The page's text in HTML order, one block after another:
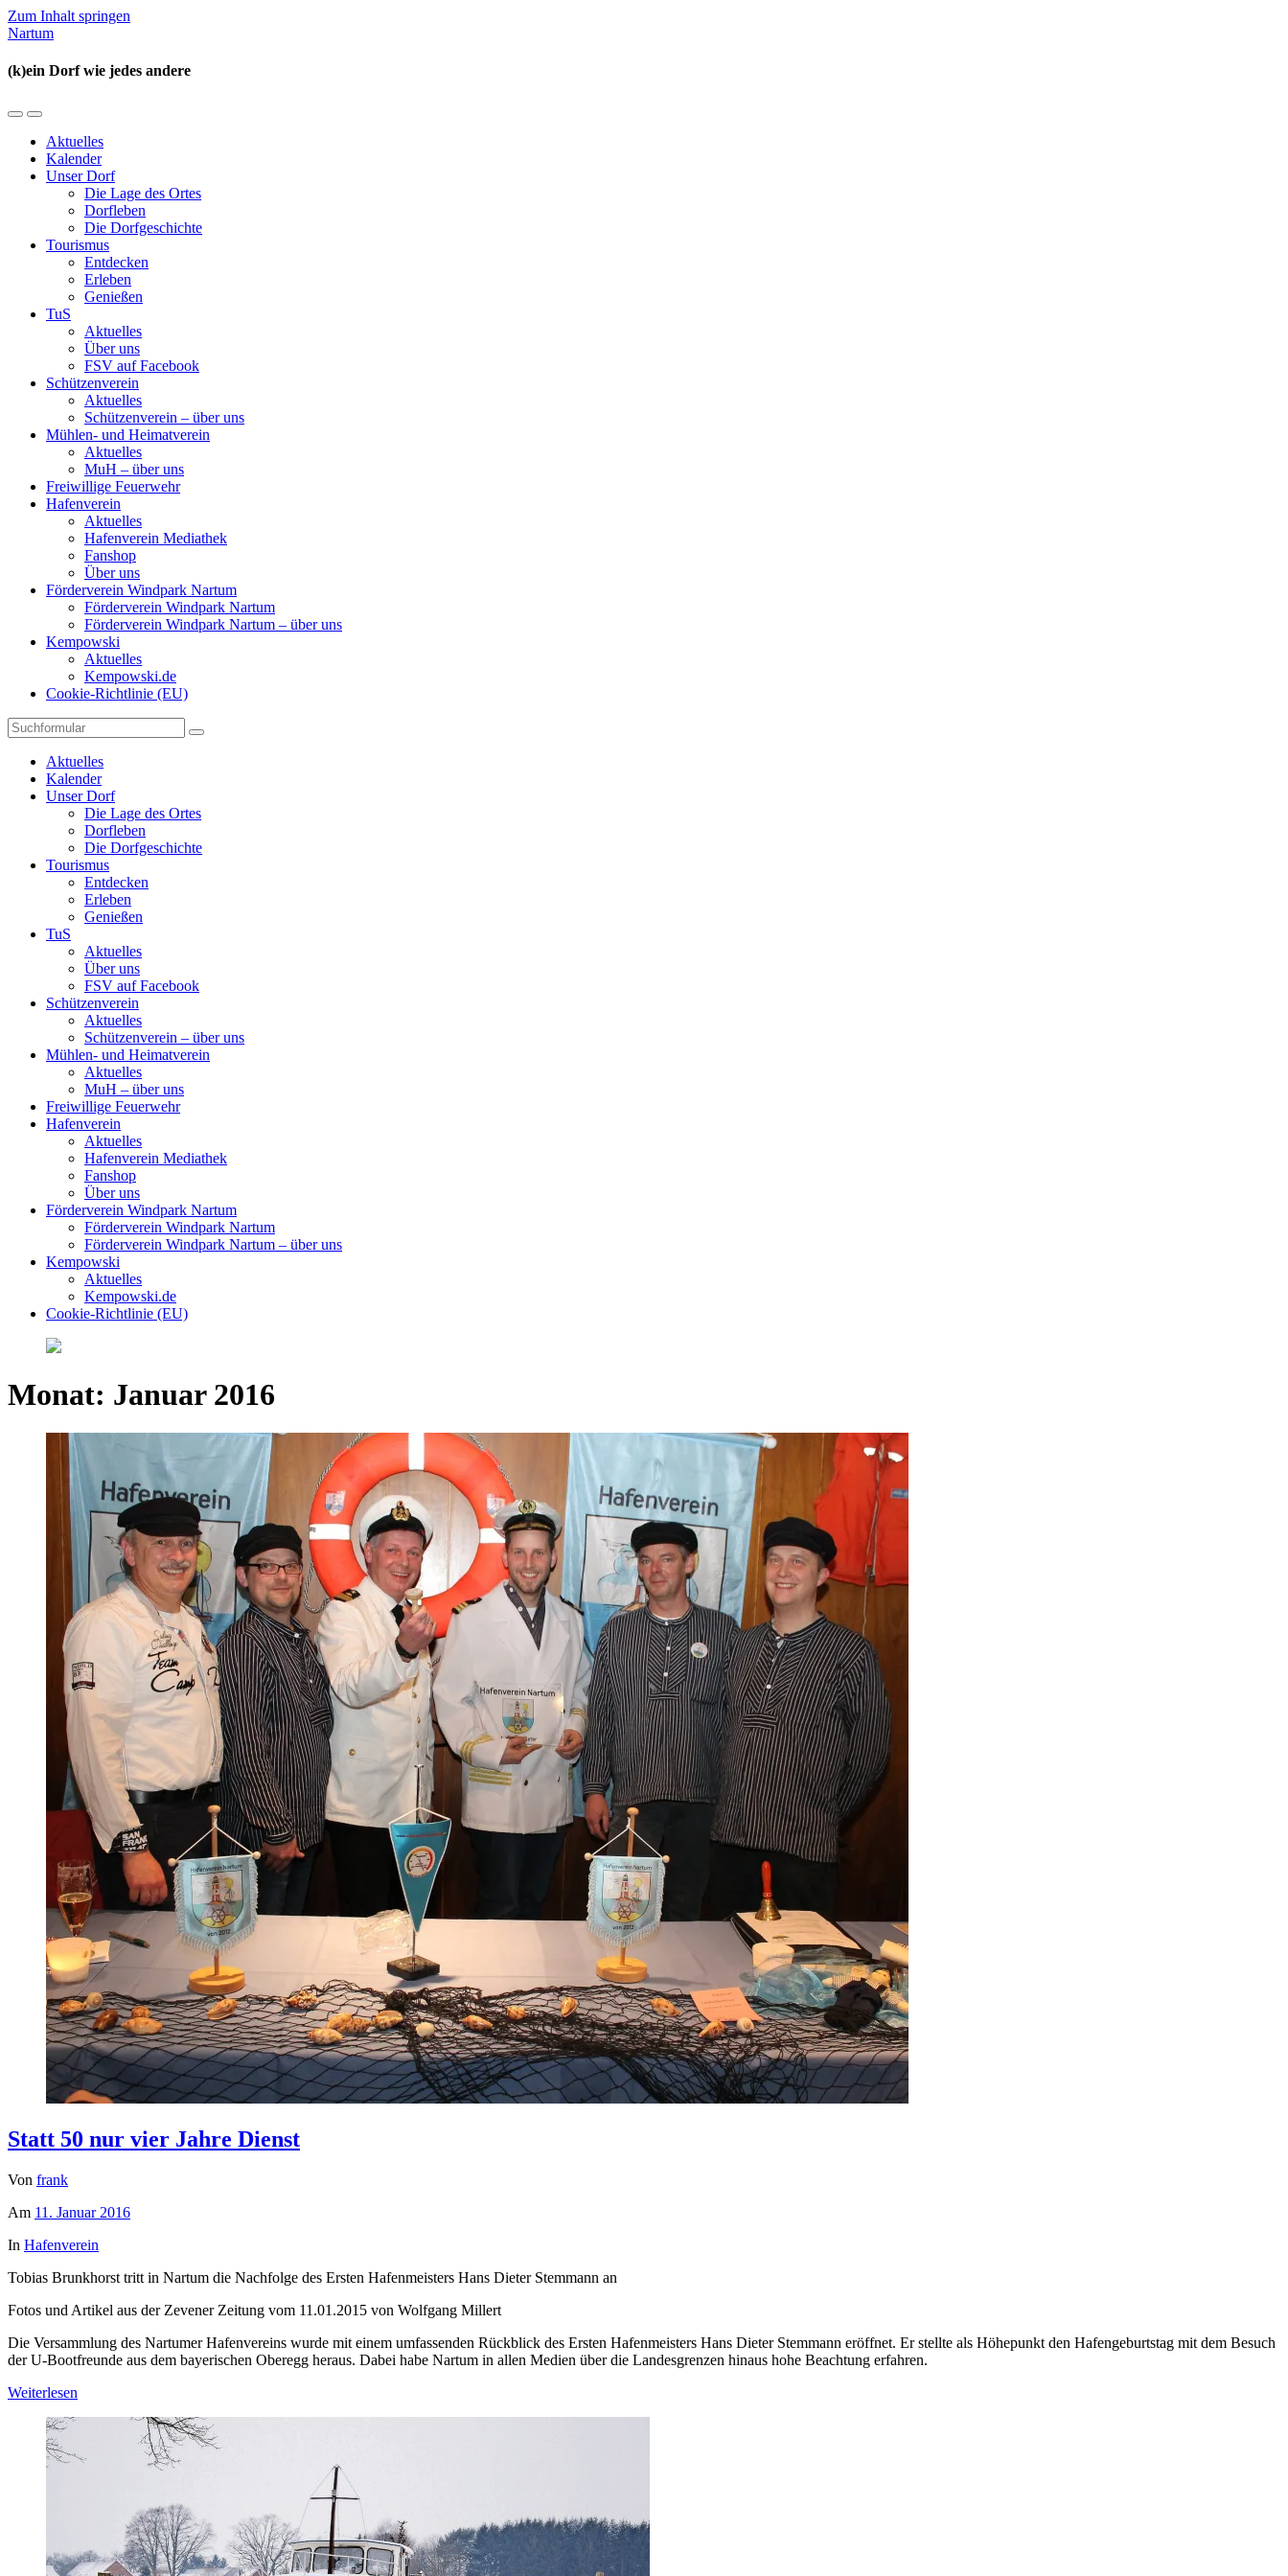
Zum Inhalt springen
Nartum
(k)ein Dorf wie jedes andere
Mobil-
umschalten
Suchfeld
umschalten
Aktuelles
Kalender
Unser Dorf
Die Lage des Ortes
Dorfleben
Die Dorfgeschichte
Tourismus
Entdecken
Erleben
Genießen
TuS
Aktuelles
Über uns
FSV auf Facebook
Schützenverein
Aktuelles
Schützenverein – über uns
Mühlen- und Heimatverein
Aktuelles
MuH – über uns
Freiwillige Feuerwehr
Hafenverein
Aktuelles
Hafenverein Mediathek
Fanshop
Über uns
Förderverein Windpark Nartum
Förderverein Windpark Nartum
Förderverein Windpark Nartum – über uns
Kempowski
Aktuelles
Kempowski.de
Cookie-Richtlinie (EU)
Suchen
Aktuelles
Kalender
Unser Dorf
Die Lage des Ortes
Dorfleben
Die Dorfgeschichte
Tourismus
Entdecken
Erleben
Genießen
TuS
Aktuelles
Über uns
FSV auf Facebook
Schützenverein
Aktuelles
Schützenverein – über uns
Mühlen- und Heimatverein
Aktuelles
MuH – über uns
Freiwillige Feuerwehr
Hafenverein
Aktuelles
Hafenverein Mediathek
Fanshop
Über uns
Förderverein Windpark Nartum
Förderverein Windpark Nartum
Förderverein Windpark Nartum – über uns
Kempowski
Aktuelles
Kempowski.de
Cookie-Richtlinie (EU)
Monat: Januar 2016
Statt 50 nur vier Jahre Dienst
Von frank
Am 11. Januar 2016
In Hafenverein
Tobias Brunkhorst tritt in Nartum die Nachfolge des Ersten Hafenmeisters Hans Dieter Stemmann an
Fotos und Artikel aus der Zevener Zeitung vom 11.01.2015 von Wolfgang Millert
Die Versammlung des Nartumer Hafenvereins wurde mit einem umfassenden Rückblick des Ersten Hafenmeisters Hans Dieter Stemmann eröffnet. Er stellte als Höhepunkt den Hafengeburtstag mit dem Besuch
der U-Bootfreunde aus dem bayerischen Oberegg heraus. Dabei habe Nartum in allen Medien über die Landesgrenzen hinaus hohe Beachtung erfahren.
Weiterlesen